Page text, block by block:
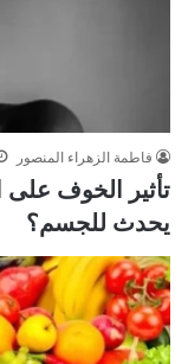
فاطمة الزهراء المنصور
تأثير الخوف على
يحدث للجسم؟